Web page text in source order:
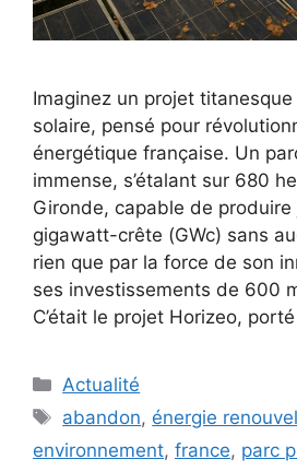
Imaginez un projet
solaire, pensé pour
énergétique française. Un
immense, s’étalant sur 680
Gironde, capable de produire
gigawatt-crête (GWc) sans
rien que par la force de son
ses investissements de 600
C’était le projet Horizeo,
Catégories
Actualité
Étiquettes
abandon, énergie
environnement, france, parc